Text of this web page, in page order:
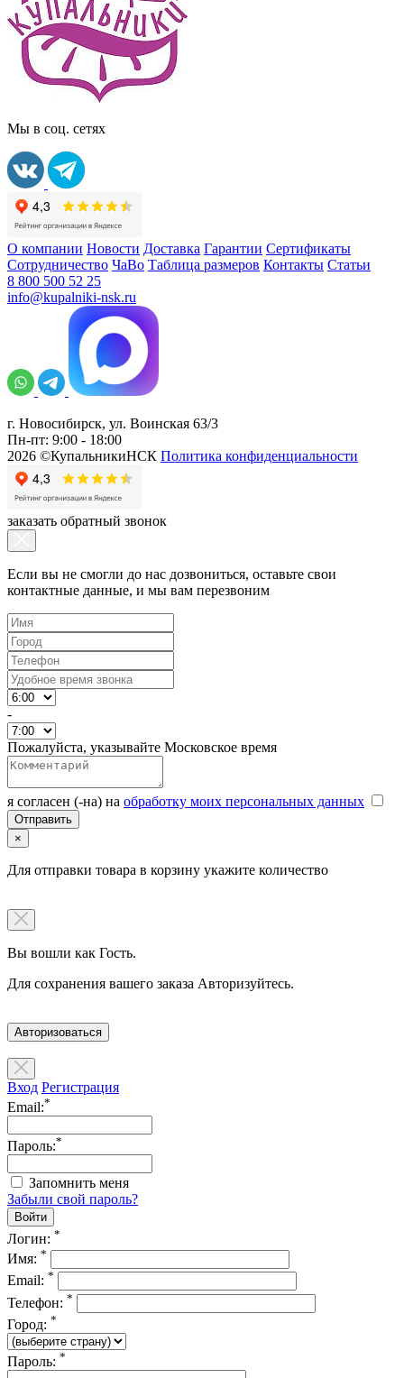
Мы в соц. сетях
О компании Новости Доставка Гарантии Сертификаты
Сотрудничество ЧаВо Таблица размеров Контакты Статьи
8 800 500 52 25
info@kupalniki-nsk.ru
г. Новосибирск, ул. Воинская 63/3
Пн-пт: 9:00 - 18:00
2026 ©КупальникиНСК Политика конфиденциальности
заказать обратный звонок
Если вы не смогли до нас дозвониться, оставьте свои
контактные данные, и мы вам перезвоним
-
Пожалуйста, указывайте Московское время
я согласен (-на) на обработку моих персональных данных
×
Для отправки товара в корзину укажите количество
Вы вошли как Гость.
Для сохранения вашего заказа Авторизуйтесь.
Авторизоваться
Вход Регистрация
Email:*
Пароль:*
Запомнить меня
Забыли свой пароль?
Логин: *
Имя: *
Email: *
Телефон: *
Город: *
Пароль: *